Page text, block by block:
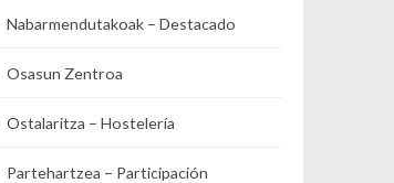
Nabarmendutakoak – Destacado
Osasun Zentroa
Ostalaritza – Hostelería
Partehartzea – Participación